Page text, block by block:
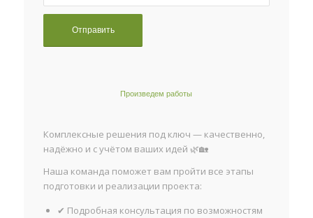
Произведем работы
Комплексные решения под ключ — качественно,
надёжно и с учётом ваших идей 🌿🏡
Наша команда поможет вам пройти все этапы
подготовки и реализации проекта:
✔ Подробная консультация по возможностям